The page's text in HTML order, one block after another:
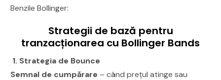
Benzile Bollinger:
Strategii de bază pentru
tranzacționarea cu Bollinger Bands
1. Strategia de Bounce
Semnal de cumpărare – când prețul atinge sau